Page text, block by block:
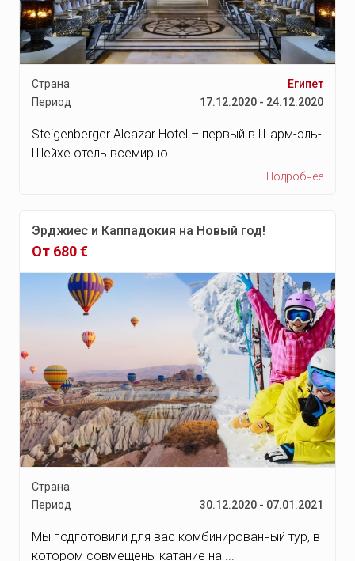
Национальный заповедник
Масаи Мара
Кенийские горы и
Национальный парк
Абердаре
Национальный заповедник
Национальный парк Меру
Национальный природный
парк Тсаво
Остров Хайнань
Национальный парк Самбуру
Озеро Найваша
Ванг Вьенг
Влёра
Горнолыжный курорт
Пампорово
Дублин
Лимерик
Страна
Египет
Период
17.12.2020 - 24.12.2020
Steigenberger Alcazar Hotel – первый в Шарм-эль-
Шейхе отель всемирно ...
Подробнее
Эрджиес и Каппадокия на Новый год!
От 680 €
Страна
Период
30.12.2020 - 07.01.2021
Мы подготовили для вас комбинированный тур, в
котором совмещены катание на ...